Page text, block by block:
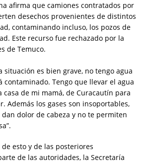
afirma que camiones contratados por
desechos provenientes de distintos
contaminando incluso, los pozos de
Este recurso fue rechazado por la
de Temuco.
situación es bien grave, no tengo agua
contaminado. Tengo que llevar el agua
casa de mi mamá, de Curacautín para
Además los gases son insoportables,
dolor de cabeza y no te permiten
esto y de las posteriores
de las autoridades, la Secretaría